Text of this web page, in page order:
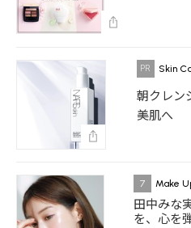
Skin
朝クレン
美肌へ
7 Make
田中みな
を、心を